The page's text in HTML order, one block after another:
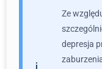
Ze
depresja